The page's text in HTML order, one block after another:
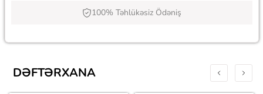
100% Təhlükəsiz Ödəniş
DƏFTƏRXANA